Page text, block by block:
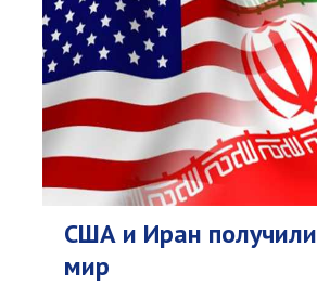
США и Иран
мир